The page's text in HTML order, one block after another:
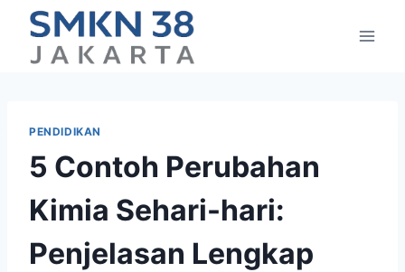
content
PENDIDIKAN
5 Contoh Perubahan
Kimia Sehari-hari:
Penjelasan Lengkap